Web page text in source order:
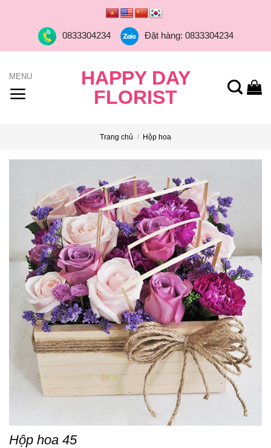
0833304234 Đặt hàng: 0833304234
HAPPY DAY
FLORIST
Trang chủ / Hộp hoa
Hộp hoa 45